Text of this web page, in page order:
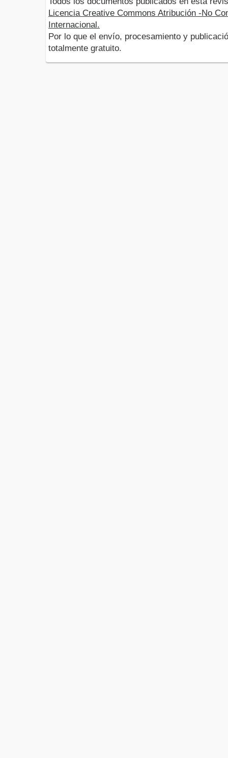
Licencia Creative Commons Atribución -No
Internacional.
Por lo que el envío, procesamiento y
totalmente gratuito.